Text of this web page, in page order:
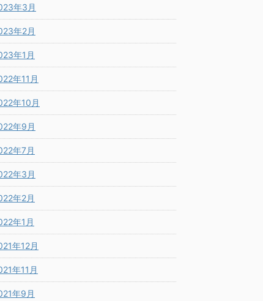
年3月
年2月
年1月
年11月
年10月
年9月
年7月
年3月
年2月
年1月
年12月
年11月
年9月